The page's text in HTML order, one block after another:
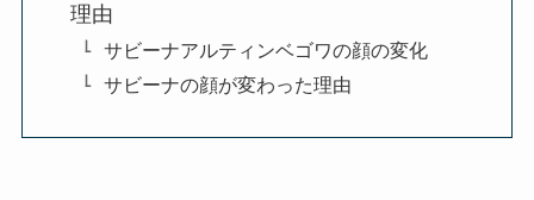
理由
サビーナアルティンベゴワの顔の変化
サビーナの顔が変わった理由